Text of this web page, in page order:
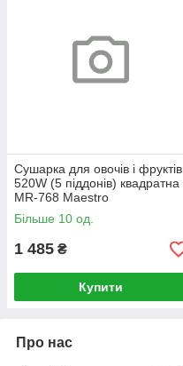
Сушарка для овочів і фруктів
520W (5 піддонів) квадратна
MR-768 Maestro
Більше 10 од.
1 485 ₴
Купити
Про нас